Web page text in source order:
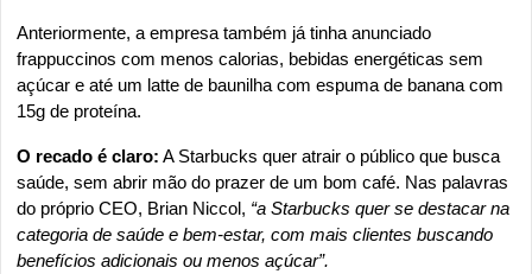
Anteriormente, a empresa também já tinha anunciado
frappuccinos com menos calorias, bebidas energéticas sem
açúcar e até um latte de baunilha com espuma de banana com
15g de proteína.
O recado é claro: A Starbucks quer atrair o público que busca
saúde, sem abrir mão do prazer de um bom café. Nas palavras
do próprio CEO, Brian Niccol, “a Starbucks quer se destacar na
categoria de saúde e bem-estar, com mais clientes buscando
benefícios adicionais ou menos açúcar”.